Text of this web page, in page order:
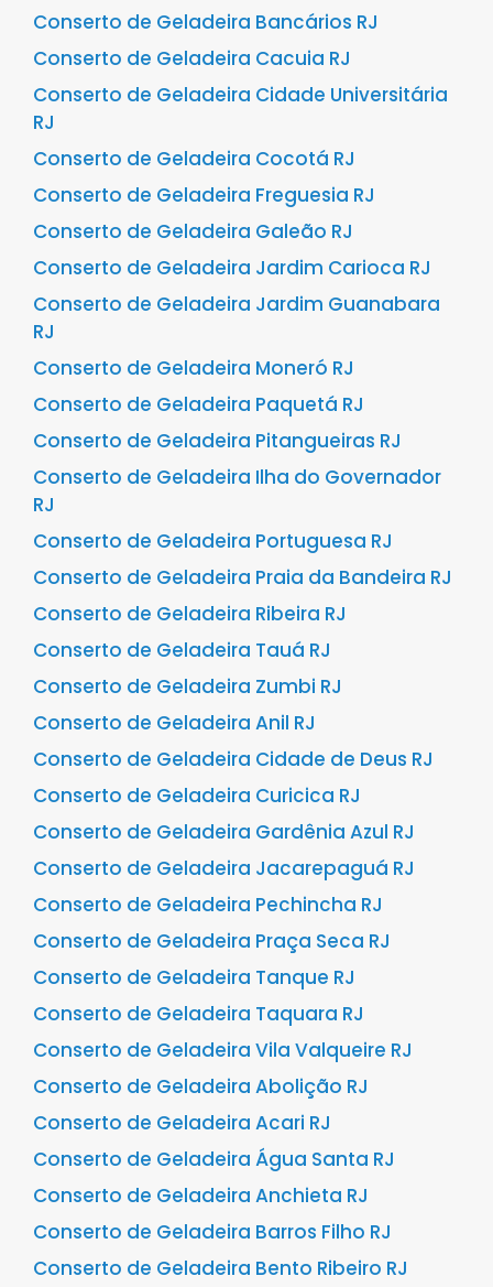
Conserto de Geladeira Bancários RJ
Conserto de Geladeira Cacuia RJ
Conserto de Geladeira Cidade Universitária
RJ
Conserto de Geladeira Cocotá RJ
Conserto de Geladeira Freguesia RJ
Conserto de Geladeira Galeão RJ
Conserto de Geladeira Jardim Carioca RJ
Conserto de Geladeira Jardim Guanabara
RJ
Conserto de Geladeira Moneró RJ
Conserto de Geladeira Paquetá RJ
Conserto de Geladeira Pitangueiras RJ
Conserto de Geladeira Ilha do Governador
RJ
Conserto de Geladeira Portuguesa RJ
Conserto de Geladeira Praia da Bandeira RJ
Conserto de Geladeira Ribeira RJ
Conserto de Geladeira Tauá RJ
Conserto de Geladeira Zumbi RJ
Conserto de Geladeira Anil RJ
Conserto de Geladeira Cidade de Deus RJ
Conserto de Geladeira Curicica RJ
Conserto de Geladeira Gardênia Azul RJ
Conserto de Geladeira Jacarepaguá RJ
Conserto de Geladeira Pechincha RJ
Conserto de Geladeira Praça Seca RJ
Conserto de Geladeira Tanque RJ
Conserto de Geladeira Taquara RJ
Conserto de Geladeira Vila Valqueire RJ
Conserto de Geladeira Abolição RJ
Conserto de Geladeira Acari RJ
Conserto de Geladeira Água Santa RJ
Conserto de Geladeira Anchieta RJ
Conserto de Geladeira Barros Filho RJ
Conserto de Geladeira Bento Ribeiro RJ